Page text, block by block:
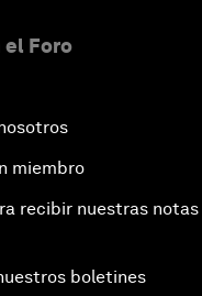
el Foro
miembro
recibir nuestras notas
boletines